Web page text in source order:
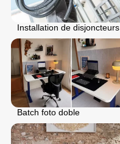
Installation de disjoncteurs
Batch foto doble